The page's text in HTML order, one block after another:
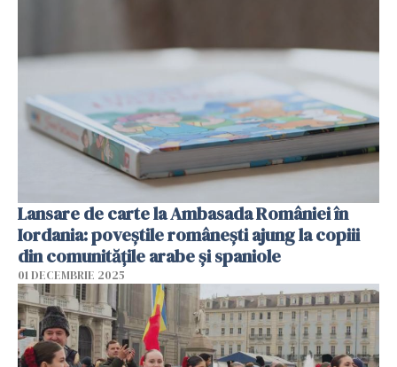
Lansare de carte la Ambasada României în
Iordania: poveștile românești ajung la copiii
din comunitățile arabe și spaniole
01 DECEMBRIE 2025